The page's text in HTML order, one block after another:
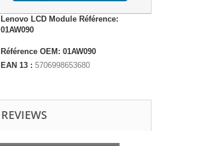
Lenovo LCD Module Référence:
01AW090
Référence OEM: 01AW090
EAN 13 : 5706998653680
REVIEWS